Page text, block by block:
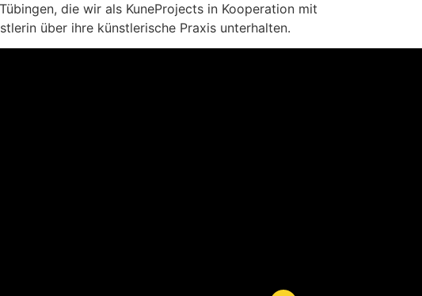
die wir als KuneProjects in Kooperation mit
über ihre künstlerische Praxis unterhalten.